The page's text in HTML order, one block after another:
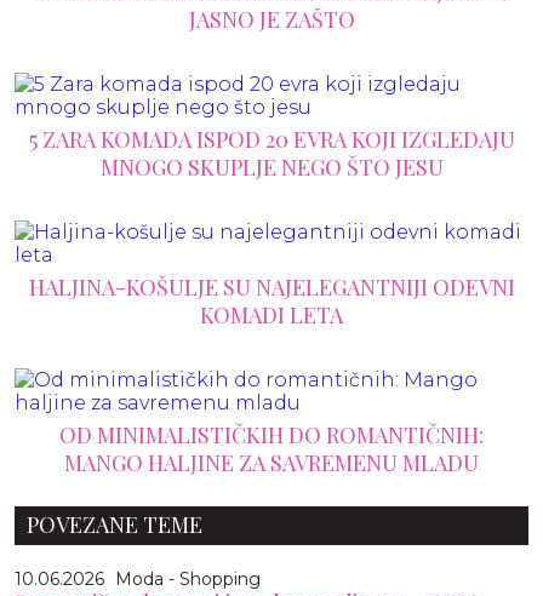
JASNO JE ZAŠTO
5 ZARA KOMADA ISPOD 20 EVRA KOJI IZGLEDAJU
MNOGO SKUPLJE NEGO ŠTO JESU
HALJINA-KOŠULJE SU NAJELEGANTNIJI ODEVNI
KOMADI LETA
OD MINIMALISTIČKIH DO ROMANTIČNIH:
MANGO HALJINE ZA SAVREMENU MLADU
POVEZANE TEME
10.06.2026 Moda - Shopping